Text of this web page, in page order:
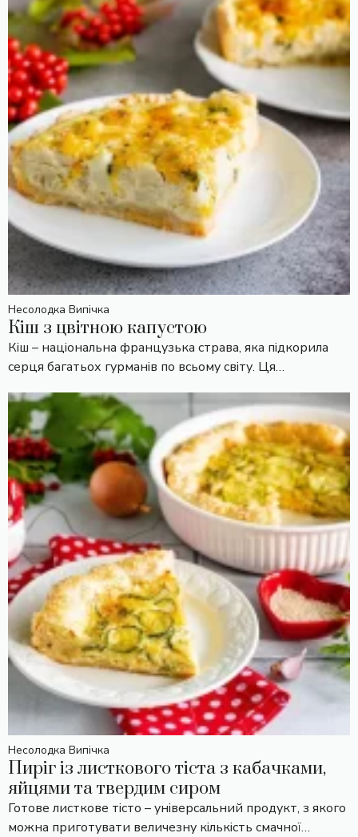
Несолодка Випічка
Кіш з цвітною капустою
Кіш – національна французька страва, яка підкорила
серця багатьох гурманів по всьому світу. Ця…
Несолодка Випічка
Пиріг із листкового тіста з кабачками,
яйцями та твердим сиром
Готове листкове тісто – універсальний продукт, з якого
можна приготувати величезну кількість смачної…